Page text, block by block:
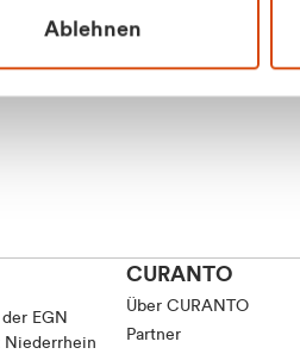
Ablehnen
EGN
Niederrhein
CURANTO
Über CURANTO
Partner